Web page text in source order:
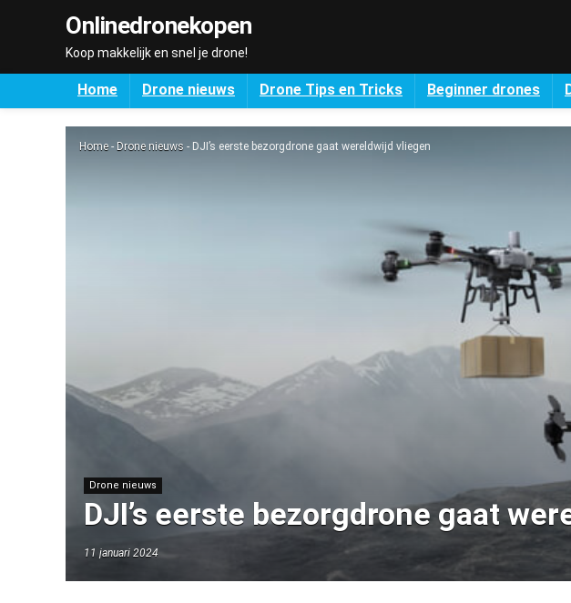
Onlinedronekopen
Koop makkelijk en snel je drone!
Home Drone nieuws Drone Tips en Tricks Beginner drones
Home - Drone nieuws - DJI’s eerste bezorgdrone gaat wereldwijd vliegen
Drone nieuws
DJI’s eerste bezorgdrone gaat
11 januari 2024